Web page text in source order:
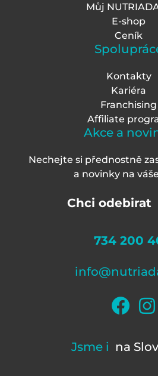
Můj
E-shop
Ceník
Kontakty
Kariéra
Franchising
Affiliate
Akce a
Nechejte si přednostně
a novinky na váš
Chci odebirat
734 200
Jsme i na